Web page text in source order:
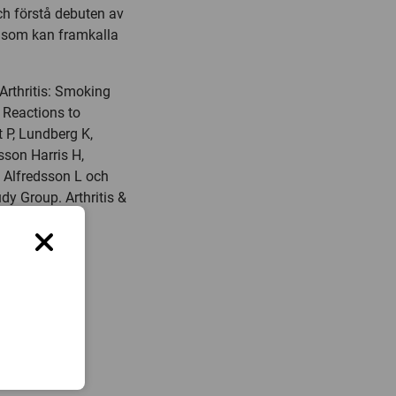
förstå debuten av
kan framkalla
Smoking
to
Lundberg K,
Harris H,
Alfredsson L och
Group. Arthritis &
för